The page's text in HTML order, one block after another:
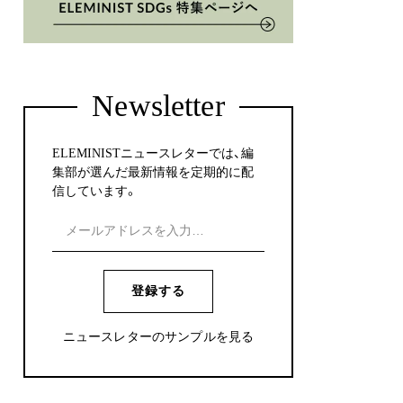
Newsletter
ELEMINISTニュースレターでは、編
集部が選んだ最新情報を定期的に配
信しています。
登録する
ニュースレターのサンプルを見る